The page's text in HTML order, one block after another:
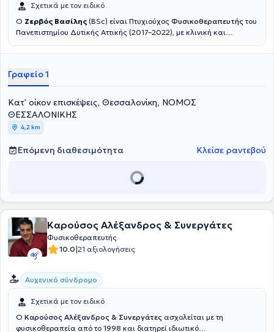
Σχετικά με τον ειδικό
Ο Ζερβός Βασίλης (BSc) είναι Πτυχιούχος Φυσικοθεραπευτής του
Πανεπιστημίου Δυτικής Αττικής (2017–2022), με κλινική και
μυοσκελετικές παθήσεις έως νευρολογικές βλάβες και αθλητικές
φυσικοθεραπευτήρια, αθλητικές ομάδες και κέντρα
αποκατάστασης, καθώς και σε κατ’ οίκον θεραπείες. Εξειδικεύεται
στην αποκατάσταση μετεγχειρητικών περιστατικών,στη θεραπεία
μυοσκελετικών δυσλειτουργιών, στη νευρολογική αποκατάσταση,
και στην εφαρμογή θεραπευτικής & αθλητικής μάλαξης.Είναι
κάτοχος διπλώματος Manual Therapy (Hellenic OMT eDu,
Γραφείο 1
Κατ' οίκον επισκέψεις, Θεσσαλονίκη, ΝΟΜΟΣ
ΘΕΣΣΑΛΟΝΙΚΗΣ
4,2 km
Επόμενη διαθεσιμότητα Κλείσε ραντεβού
Καρούσος Αλέξανδρος & Συνεργάτες
Φυσικοθεραπευτής
10.0|21 αξιολογήσεις
Αυχενικό σύνδρομο
Σχετικά με τον ειδικό
Ο Καρούσος Αλέξανδρος & Συνεργάτες ασχολείται με τη
φυσικοθεραπεία από το 1998 και διατηρεί ιδιωτικό